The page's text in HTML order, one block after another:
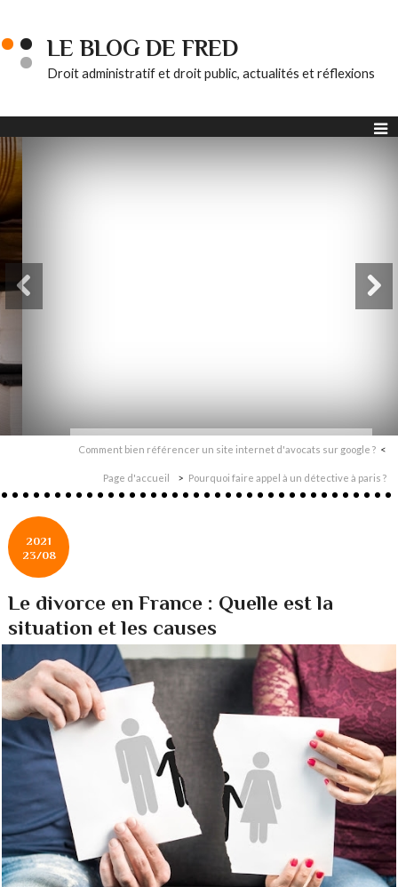
LE BLOG DE FRED
Droit administratif et droit public, actualités et réflexions
Comment bien référencer un site internet d'avocats sur google ?
Page d'accueil Pourquoi faire appel à un détective à paris ?
2021
23/08
Le divorce en France : Quelle est la
situation et les causes